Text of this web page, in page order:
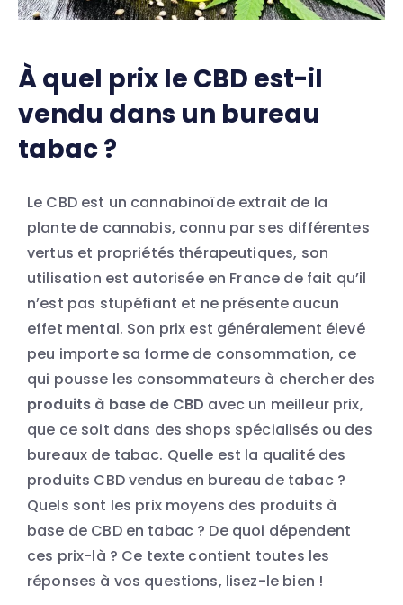
À quel prix le CBD est-il
vendu dans un bureau
tabac ?
Le CBD est un cannabinoïde extrait de la
plante de cannabis, connu par ses différentes
vertus et propriétés thérapeutiques, son
utilisation est autorisée en France de fait qu’il
n’est pas stupéfiant et ne présente aucun
effet mental. Son prix est généralement élevé
peu importe sa forme de consommation, ce
qui pousse les consommateurs à chercher des
produits à base de CBD avec un meilleur prix,
que ce soit dans des shops spécialisés ou des
bureaux de tabac. Quelle est la qualité des
produits CBD vendus en bureau de tabac ?
Quels sont les prix moyens des produits à
base de CBD en tabac ? De quoi dépendent
ces prix-là ? Ce texte contient toutes les
réponses à vos questions, lisez-le bien !